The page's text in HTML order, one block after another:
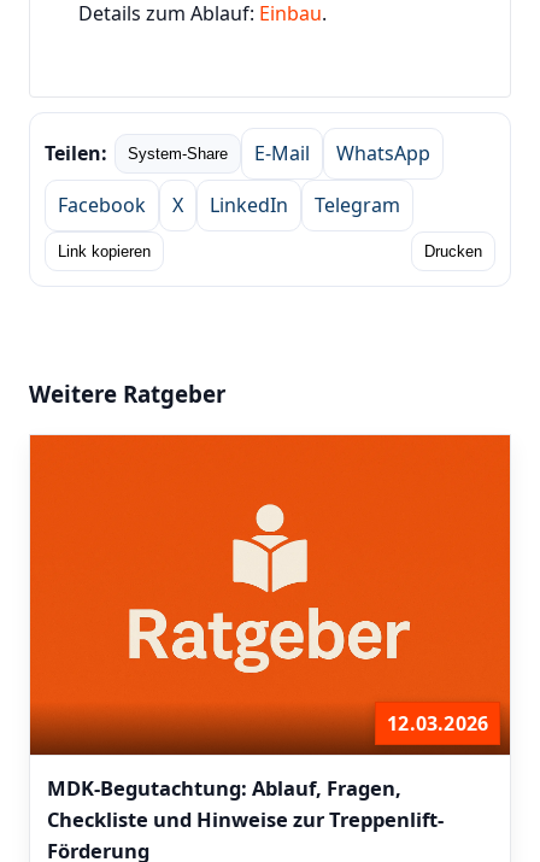
Details zum Ablauf: Einbau.
Teilen: System-Share E‑Mail
WhatsApp
Facebook
X LinkedIn Telegram
Link kopieren Drucken
Weitere Ratgeber
12.03.2026
MDK-Begutachtung: Ablauf, Fragen,
Checkliste und Hinweise zur Treppenlift-
Förderung